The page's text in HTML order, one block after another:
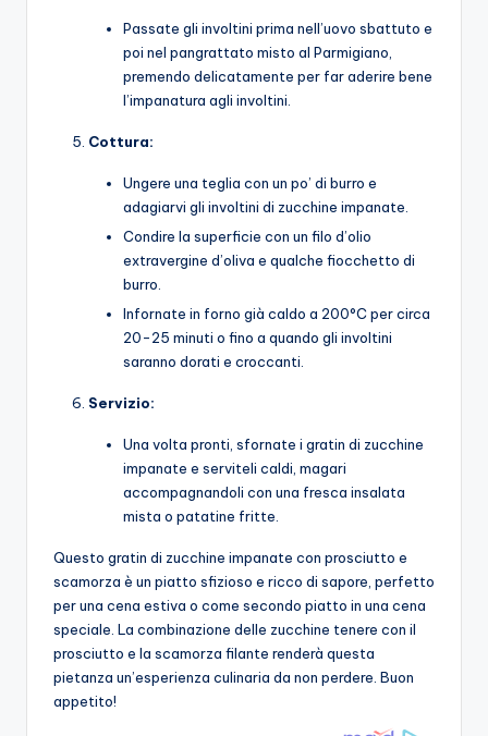
Passate gli involtini prima nell’uovo sbattuto e
poi nel pangrattato misto al Parmigiano,
premendo delicatamente per far aderire bene
l’impanatura agli involtini.
Cottura:
Ungere una teglia con un po’ di burro e
adagiarvi gli involtini di zucchine impanate.
Condire la superficie con un filo d’olio
extravergine d’oliva e qualche fiocchetto di
burro.
Infornate in forno già caldo a 200°C per circa
20-25 minuti o fino a quando gli involtini
saranno dorati e croccanti.
Servizio:
Una volta pronti, sfornate i gratin di zucchine
impanate e serviteli caldi, magari
accompagnandoli con una fresca insalata
mista o patatine fritte.
Questo gratin di zucchine impanate con prosciutto e
scamorza è un piatto sfizioso e ricco di sapore, perfetto
per una cena estiva o come secondo piatto in una cena
speciale. La combinazione delle zucchine tenere con il
prosciutto e la scamorza filante renderà questa
pietanza un’esperienza culinaria da non perdere. Buon
appetito!